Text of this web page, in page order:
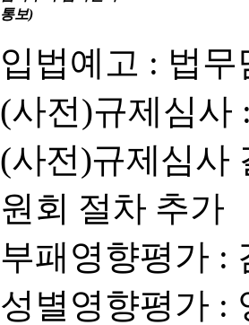
통보)
입법예고 : 법무
(사전)규제심사
(사전)규제심
원회 절차 추가
부패영향평가 :
성별영향평가 :